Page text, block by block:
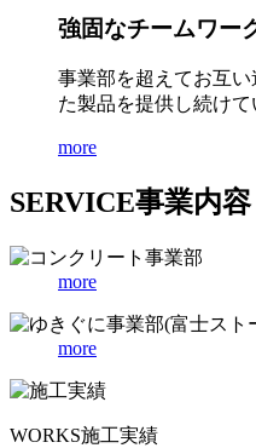
強固なチームワー
事業部を超えてお互
た製品を提供し続けて
more
SERVICE事業内容
more
more
WORKS施工実績